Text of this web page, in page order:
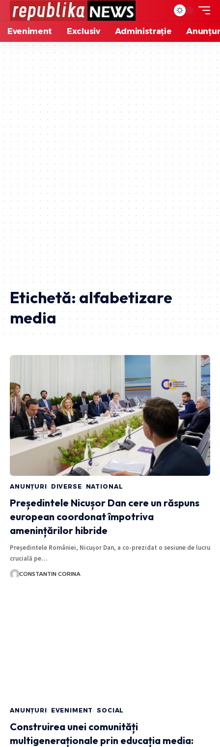
Eveniment Exclusiv Administrație
Etichetă:alfabetizare
media
ANUNȚURI DIVERSE NATIONAL
Președintele Nicușor Dan cere un răspuns
european coordonat împotriva
amenințărilor hibride
Președintele României, Nicușor Dan, a co-prezidat o sesiune de lucru
crucială pe…
CONSTANTIN CORINA
ANUNȚURI EVENIMENT SOCIAL
Construirea unei comunități
multigeneraționale prin educația media: